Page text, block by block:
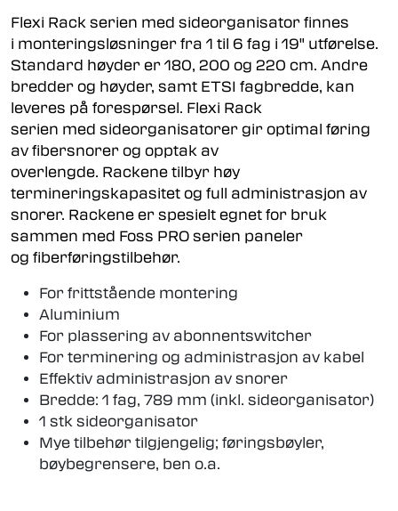
Flexi Rack serien med sideorganisator finnes
i monteringsløsninger fra 1 til 6 fag i 19" utførelse.
Standard høyder er 180, 200 og 220 cm. Andre
bredder og høyder, samt ETSI fagbredde, kan
leveres på forespørsel. Flexi Rack
serien med sideorganisatorer gir optimal føring
av fibersnorer og opptak av
overlengde. Rackene tilbyr høy
termineringskapasitet og full administrasjon av
snorer. Rackene er spesielt egnet for bruk
sammen med Foss PRO serien paneler
og fiberføringstilbehør.
For frittstående montering
Aluminium
For plassering av abonnentswitcher
For terminering og administrasjon av kabel
Effektiv administrasjon av snorer
Bredde: 1 fag, 789 mm (inkl. sideorganisator)
1 stk sideorganisator
Mye tilbehør tilgjengelig; føringsbøyler,
bøybegrensere, ben o.a.